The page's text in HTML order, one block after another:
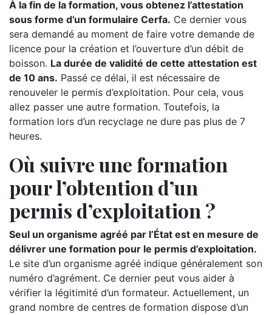
À la fin de la formation, vous obtenez l’attestation
sous forme d’un formulaire Cerfa. Ce dernier vous
sera demandé au moment de faire votre demande de
licence pour la création et l’ouverture d’un débit de
boisson. La durée de validité de cette attestation est
de 10 ans. Passé ce délai, il est nécessaire de
renouveler le permis d’exploitation. Pour cela, vous
allez passer une autre formation. Toutefois, la
formation lors d’un recyclage ne dure pas plus de 7
heures.
Où suivre une formation
pour l’obtention d’un
permis d’exploitation ?
Seul un organisme agréé par l’État est en mesure de
délivrer une formation pour le permis d’exploitation.
Le site d’un organisme agréé indique généralement son
numéro d’agrément. Ce dernier peut vous aider à
vérifier la légitimité d’un formateur. Actuellement, un
grand nombre de centres de formation dispose d’un